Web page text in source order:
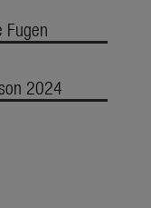
Fugen
2024